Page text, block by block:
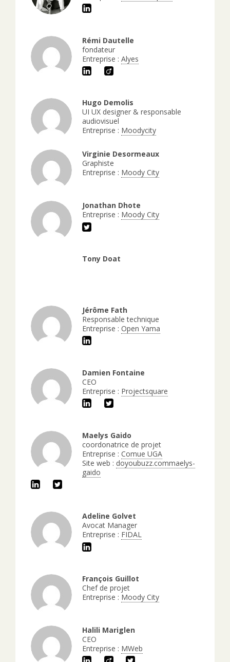
Rémi Dautelle
fondateur
Entreprise : Alyes
Hugo Demolis
UI UX designer & responsable
audiovisuel
Entreprise : Moodycity
Virginie Desormeaux
Graphiste
Entreprise : Moody City
Jonathan Dhote
Entreprise : Moody City
Tony Doat
Jérôme Fath
Responsable technique
Entreprise : Open Yama
Damien Fontaine
CEO
Entreprise : Projectsquare
Maelys Gaido
coordonatrice de projet
Entreprise : Comue UGA
Site web : doyoubuzz.commaelys-
gaido
Adeline Golvet
Avocat Manager
Entreprise : FIDAL
François Guillot
Chef de projet
Entreprise : Moody City
Halili Mariglen
CEO
Entreprise : MWeb